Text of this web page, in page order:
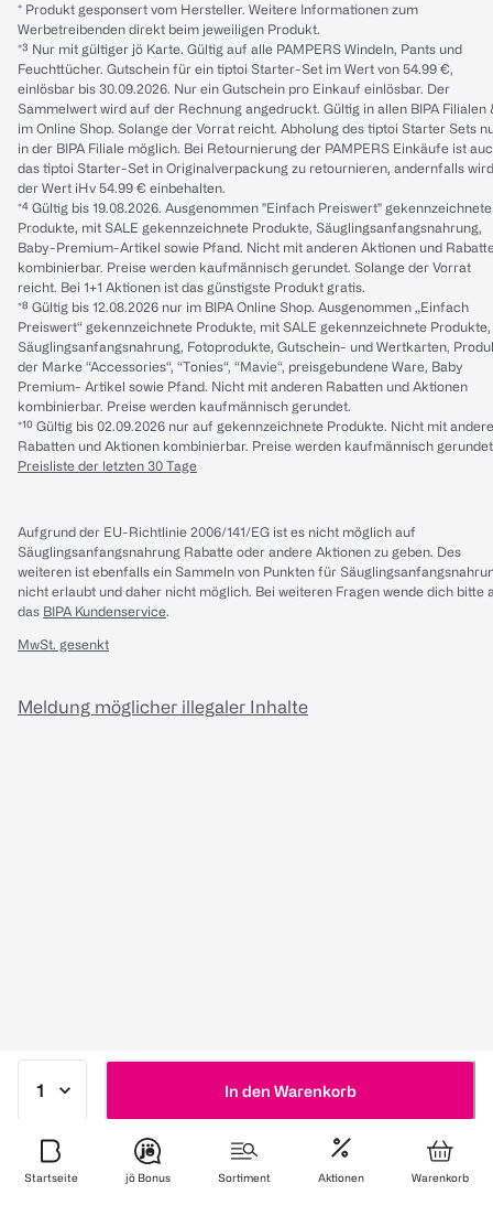
In den Warenkorb
* Produkt gesponsert vom Hersteller. Weitere Informationen zum
Werbetreibenden direkt beim jeweiligen Produkt.
*³ Nur mit gültiger jö Karte. Gültig auf alle PAMPERS Windeln, Pants und
Feuchttücher. Gutschein für ein tiptoi Starter-Set im Wert von 54.99 €,
einlösbar bis 30.09.2026. Nur ein Gutschein pro Einkauf einlösbar. Der
Sammelwert wird auf der Rechnung angedruckt. Gültig in allen BIPA Filialen
im Online Shop. Solange der Vorrat reicht. Abholung des tiptoi Starter Sets
in der BIPA Filiale möglich. Bei Retournierung der PAMPERS Einkäufe ist
das tiptoi Starter-Set in Originalverpackung zu retournieren, andernfalls wird
der Wert iHv 54.99 € einbehalten.
*⁴ Gültig bis 19.08.2026. Ausgenommen "Einfach Preiswert" gekennzeichnete
Produkte, mit SALE gekennzeichnete Produkte, Säuglingsanfangsnahrung,
Baby-Premium-Artikel sowie Pfand. Nicht mit anderen Aktionen und
kombinierbar. Preise werden kaufmännisch gerundet. Solange der Vorrat
reicht. Bei 1+1 Aktionen ist das günstigste Produkt gratis.
*⁸ Gültig bis 12.08.2026 nur im BIPA Online Shop. Ausgenommen „Einfach
Preiswert“ gekennzeichnete Produkte, mit SALE gekennzeichnete Produkte,
Säuglingsanfangsnahrung, Fotoprodukte, Gutschein- und Wertkarten,
der Marke “Accessories“, “Tonies“, “Mavie“, preisgebundene Ware, Baby
Premium- Artikel sowie Pfand. Nicht mit anderen Rabatten und Aktionen
kombinierbar. Preise werden kaufmännisch gerundet.
*¹⁰ Gültig bis 02.09.2026 nur auf gekennzeichnete Produkte. Nicht mit
Rabatten und Aktionen kombinierbar. Preise werden kaufmännisch
Preisliste der letzten 30 Tage
Aufgrund der EU-Richtlinie 2006/141/EG ist es nicht möglich auf
Säuglingsanfangsnahrung Rabatte oder andere Aktionen zu geben. Des
weiteren ist ebenfalls ein Sammeln von Punkten für
nicht erlaubt und daher nicht möglich. Bei weiteren Fragen wende dich bitte
das BIPA Kundenservice.
MwSt. gesenkt
Meldung möglicher illegaler Inhalte
Startseite jö Bonus Sortiment Aktionen Warenkorb